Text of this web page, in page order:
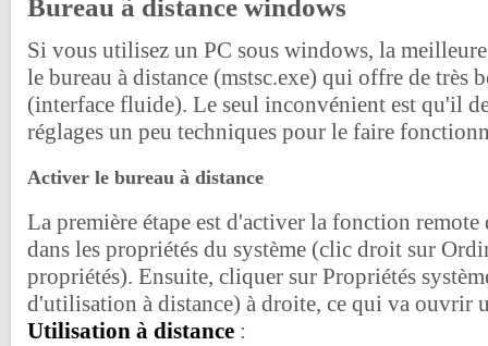
Bureau à distance windows
Si vous utilisez un PC sous windows, la
le bureau à distance (mstsc.exe) qui offre de très
(interface fluide). Le seul inconvénient est qu'il
réglages un peu techniques pour le faire
Activer le bureau à distance
La première étape est d'activer la fonction remote
dans les propriétés du système (clic droit sur
propriétés). Ensuite, cliquer sur Propriétés
d'utilisation à distance) à droite, ce qui va ouvrir
Utilisation à distance :